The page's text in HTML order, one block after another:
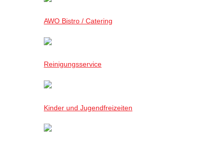
AWO Bistro / Catering
Reinigungsservice
Kinder und Jugendfreizeiten